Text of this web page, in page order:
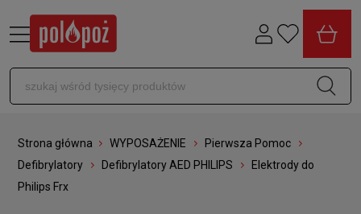
Strona główna WYPOSAŻENIE
Pierwsza Pomoc
Defibrylatory
Defibrylatory AED PHILIPS
Elektrody do
Philips Frx